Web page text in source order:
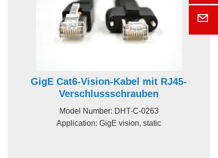
GigE Cat6-Vision-Kabel mit RJ45-
Verschlussschrauben
Model Number: DHT-C-0263
Application: GigE vision, static
E-